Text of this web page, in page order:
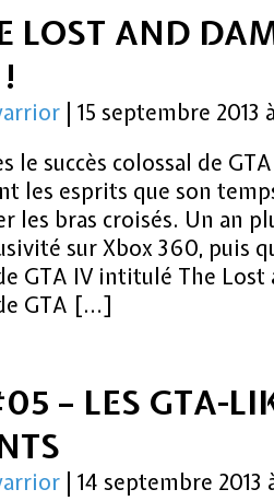
LOST AND
15 septembre 2013
le succès colossal de
les esprits que son
les bras croisés. Un an
sur Xbox 360, puis
GTA IV intitulé The
GTA […]
– LES GTA-
14 septembre 2013